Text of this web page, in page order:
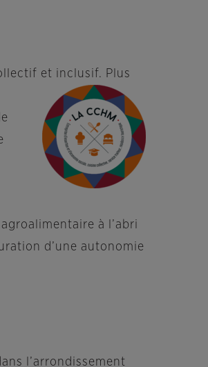
et inclusif. Plus
à l’abri
d’une autonomie
l’arrondissement